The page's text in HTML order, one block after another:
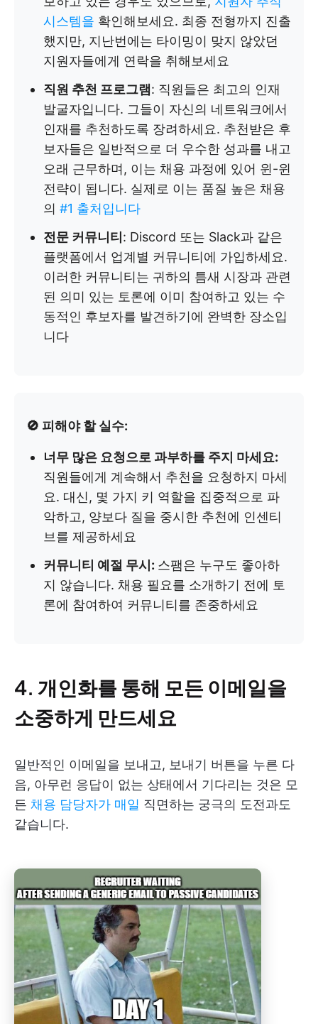
시스템을 확인해보세요. 최종 전형까지 진출
했지만, 지난번에는 타이밍이 맞지 않았던
지원자들에게 연락을 취해보세요
직원 추천 프로그램: 직원들은 최고의 인재
발굴자입니다. 그들이 자신의 네트워크에서
인재를 추천하도록 장려하세요. 추천받은 후
보자들은 일반적으로 더 우수한 성과를 내고
오래 근무하며, 이는 채용 과정에 있어 윈-윈
전략이 됩니다. 실제로 이는 품질 높은 채용
의 #1 출처입니다
전문 커뮤니티 : Discord 또는 Slack과 같은
플랫폼에서 업계별 커뮤니티에 가입하세요.
이러한 커뮤니티는 귀하의 틈새 시장과 관련
된 의미 있는 토론에 이미 참여하고 있는 수
동적인 후보자를 발견하기에 완벽한 장소입
니다
🚫 피해야 할 실수:
너무 많은 요청으로 과부하를 주지 마세요:
직원들에게 계속해서 추천을 요청하지 마세
요. 대신, 몇 가지 키 역할을 집중적으로 파
악하고, 양보다 질을 중시한 추천에 인센티
브를 제공하세요
커뮤니티 예절 무시: 스팸은 누구도 좋아하
지 않습니다. 채용 필요를 소개하기 전에 토
론에 참여하여 커뮤니티를 존중하세요
4. 개인화를 통해 모든 이메일을
소중하게 만드세요
일반적인 이메일을 보내고, 보내기 버튼을 누른 다
음, 아무런 응답이 없는 상태에서 기다리는 것은 모
든 채용 담당자가 매일 직면하는 궁극의 도전과도
같습니다.